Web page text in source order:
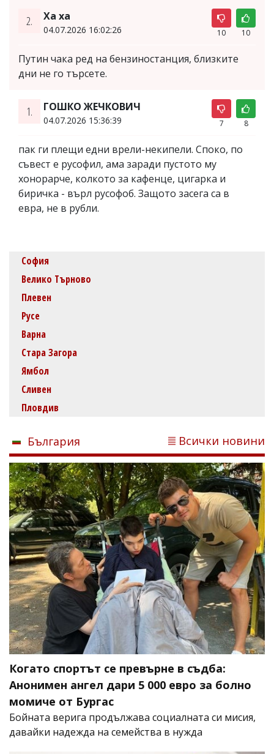
2. Ха ха
04.07.2026 16:02:26 10 10
Путин чака ред на бензиностанция, близките
дни не го търсете.
1. ГОШКО ЖЕЧКОВИЧ
04.07.2026 15:36:39 7 8
пак ги плещи едни врели-некипели. Споко, по
съвест е русофил, ама заради пустото му
хонорарче, колкото за кафенце, цигарка и
биричка - върл русофоб. Защото засега са в
евра, не в рубли.
София
Велико Търново
Плевен
Русе
Варна
Стара Загора
Ямбол
Сливен
Пловдив
България Всички новини
Когато спортът се превърне в съдба:
Анонимен ангел дари 5 000 евро за болно
момиче от Бургас
Бойната верига продължава социалната си мисия,
давайки надежда на семейства в нужда